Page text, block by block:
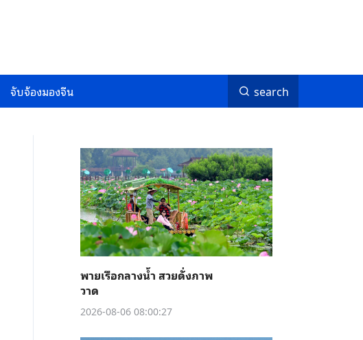
จับจ้องมองจีน search
พายเรือกลางน้ำ สวยดั่งภาพ
วาด
2026-08-06 08:00:27